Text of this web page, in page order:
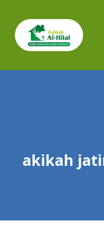
Cari
akikah